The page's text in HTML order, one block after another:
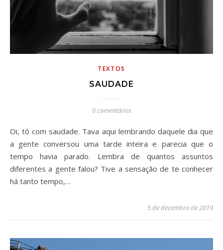
TEXTOS
SAUDADE
0 comentários
Oi, tô com saudade. Tava aqui lembrando daquele dia que
a gente conversou uma tarde inteira e parecia que o
tempo havia parado. Lembra de quantos assuntos
diferentes a gente falou? Tive a sensação de te conhecer
há tanto tempo,…
5 de dezembro de 2019